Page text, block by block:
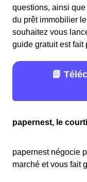
questions, ainsi
du prêt immobilier
souhaitez vous
guide gratuit est fait
📗
papernest, le
papernest négocie
marché et vous fait